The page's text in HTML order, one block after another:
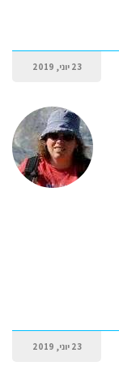
23 יוני, 2019
23 יוני, 2019